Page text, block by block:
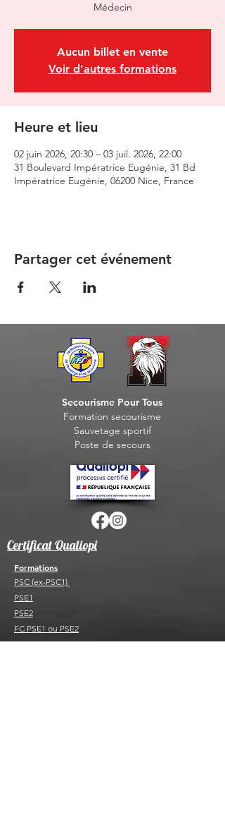
Médecin
Aucun billet en vente
Voir d'autres formations
Heure et lieu
02 juin 2026, 20:30 – 03 juil. 2026, 22:00
31 Boulevard Impératrice Eugénie, 31 Bd
Impératrice Eugénie, 06200 Nice, France
Partager cet événement
Secourisme Pour Tous
Formation secourisme
Sauvetage sportif
Poste de secours
Certificat Qualiopi
Formations
PSC (ex-PSC1)
PSE1
PSE2
FC PSE1 ou PSE2
PAE F PSC